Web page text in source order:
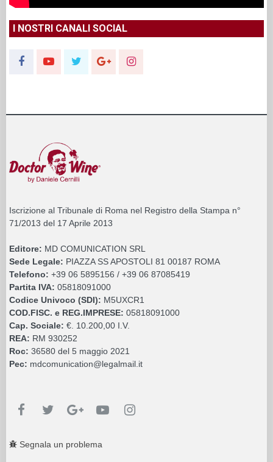
I NOSTRI CANALI SOCIAL
Iscrizione al Tribunale di Roma nel Registro della Stampa n°
71/2013 del 17 Aprile 2013
Editore: MD COMUNICATION SRL
Sede Legale: PIAZZA SS APOSTOLI 81 00187 ROMA
Telefono: +39 06 5895156 / +39 06 87085419
Partita IVA: 05818091000
Codice Univoco (SDI): M5UXCR1
COD.FISC. e REG.IMPRESE: 05818091000
Cap. Sociale: €. 10.200,00 I.V.
REA: RM 930252
Roc: 36580 del 5 maggio 2021
Pec: mdcomunication@legalmail.it
Segnala un problema